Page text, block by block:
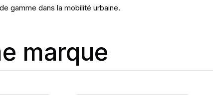
gamme dans la mobilité urbaine.
marque